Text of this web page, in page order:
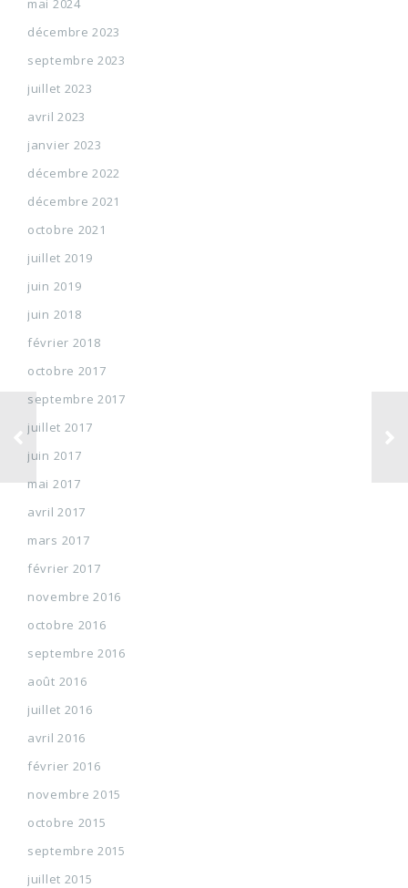
mai 2024
décembre 2023
septembre 2023
juillet 2023
avril 2023
janvier 2023
décembre 2022
décembre 2021
octobre 2021
juillet 2019
juin 2019
juin 2018
février 2018
octobre 2017
septembre 2017
juillet 2017
juin 2017
mai 2017
avril 2017
mars 2017
février 2017
novembre 2016
octobre 2016
septembre 2016
août 2016
juillet 2016
avril 2016
février 2016
novembre 2015
octobre 2015
septembre 2015
juillet 2015